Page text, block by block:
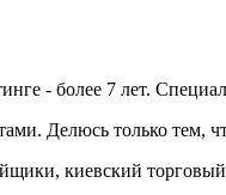
- более 7 лет.
Делюсь только тем,
киевский